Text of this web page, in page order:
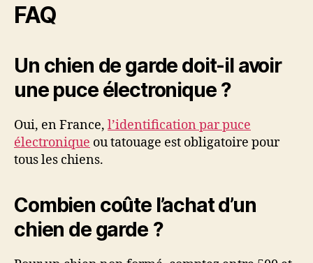
FAQ
Un chien de garde doit-il avoir
une puce électronique ?
Oui, en France, l’identification par puce
électronique ou tatouage est obligatoire pour
tous les chiens.
Combien coûte l’achat d’un
chien de garde ?